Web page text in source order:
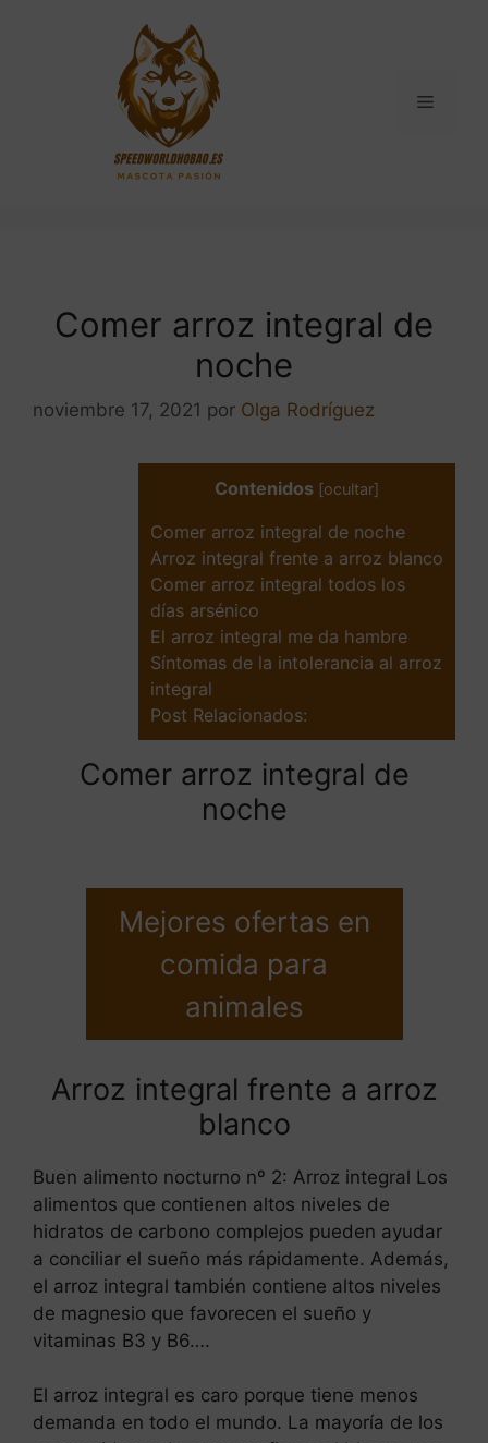
Menú
Comer arroz integral de
noche
noviembre 17, 2021 por Olga Rodríguez
Contenidos [ocultar]
Comer arroz integral de noche
Arroz integral frente a arroz blanco
Comer arroz integral todos los
días arsénico
El arroz integral me da hambre
Síntomas de la intolerancia al arroz
integral
Post Relacionados:
Comer arroz integral de
noche
Mejores ofertas en
comida para
animales
Arroz integral frente a arroz
blanco
Buen alimento nocturno nº 2: Arroz integral Los
alimentos que contienen altos niveles de
hidratos de carbono complejos pueden ayudar
a conciliar el sueño más rápidamente. Además,
el arroz integral también contiene altos niveles
de magnesio que favorecen el sueño y
vitaminas B3 y B6….
El arroz integral es caro porque tiene menos
demanda en todo el mundo. La mayoría de los